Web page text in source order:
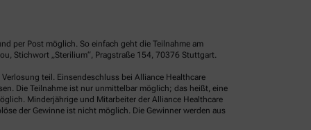
per Post möglich. So einfach geht die Teilnahme am
Stichwort „Sterilium“, Pragstraße 154, 70376 Stuttgart.
teil. Einsendeschluss bei Alliance Healthcare
Die Teilnahme ist nur unmittelbar möglich; das heißt, eine
Minderjährige und Mitarbeiter der Alliance Healthcare
der Gewinne ist nicht möglich. Die Gewinner werden aus